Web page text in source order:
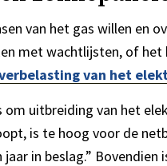
van het gas willen en
met wachtlijsten, of het
van het
om uitbreiding van het
is te hoog voor de
in beslag.”